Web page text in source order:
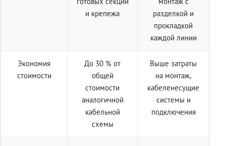
и крепежа
разделкой и
прокладкой
каждой линии
Экономия
стоимости
До 30 % от
общей
стоимости
аналогичной
кабельной
схемы
Выше затраты
на монтаж,
кабеленесущие
системы и
подключения